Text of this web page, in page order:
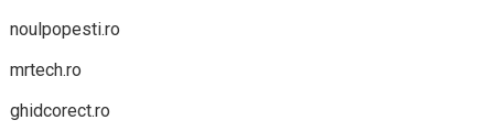
noulpopesti.ro
mrtech.ro
ghidcorect.ro